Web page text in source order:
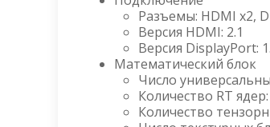
Разъемы: HDMI x2,
Версия HDMI: 2.1
Версия DisplayPort:
Математический блок
Число
Количество RT
Количество